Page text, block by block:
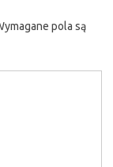
pola są